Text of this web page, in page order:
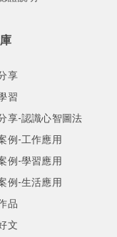
享
習
享-認識心智圖法
例-工作應用
例-學習應用
例-生活應用
品
文